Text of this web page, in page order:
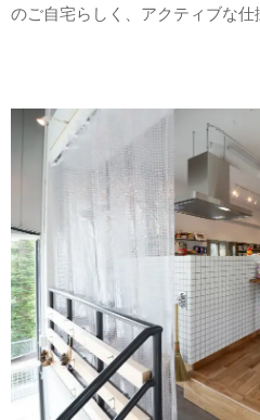
のご自宅らしく、アクティブな仕